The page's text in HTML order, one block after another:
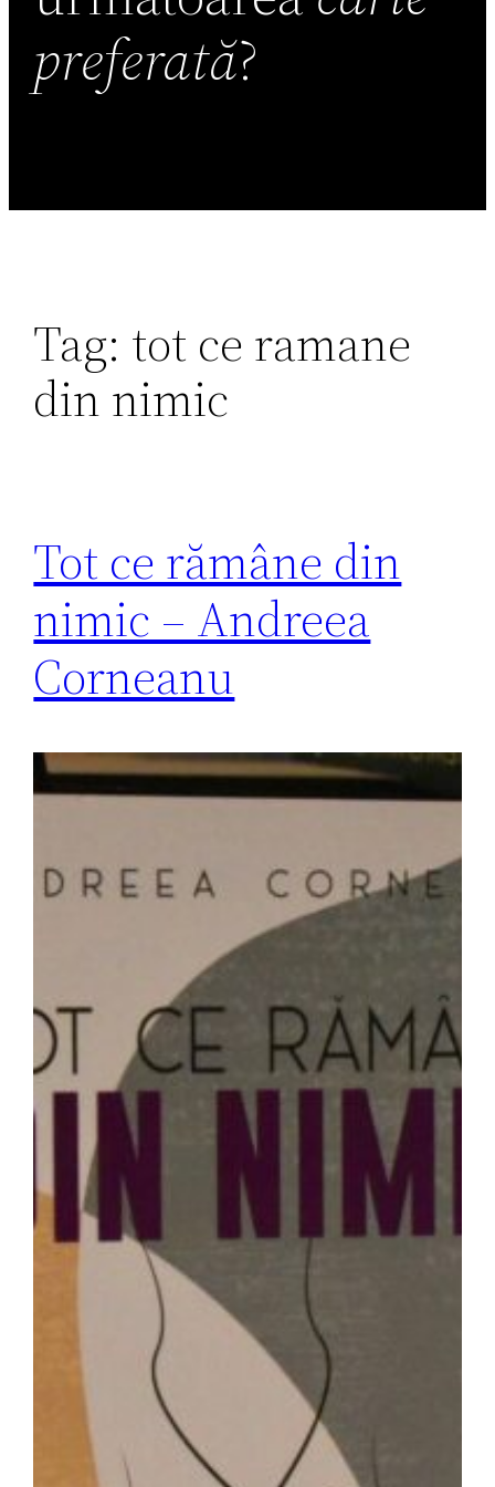
preferată?
Tag: tot ce ramane
din nimic
Tot ce rămâne din
nimic – Andreea
Corneanu